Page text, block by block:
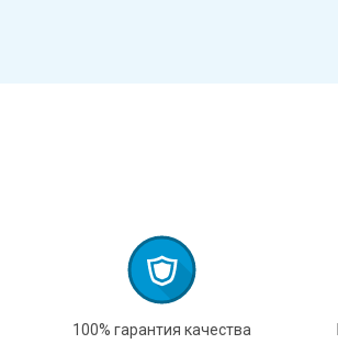
100% гарантия качества